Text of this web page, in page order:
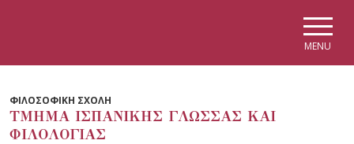
MENU
ΦΙΛΟΣΟΦΙΚΗ ΣΧΟΛΗ
ΤΜΗΜΑ ΙΣΠΑΝΙΚΗΣ ΓΛΩΣΣΑΣ ΚΑΙ
ΦΙΛΟΛΟΓΙΑΣ